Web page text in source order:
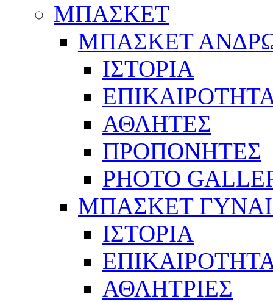
ΜΠΑΣΚΕΤ
ΜΠΑΣΚΕΤ
ΙΣΤΟΡΙΑ
ΑΘΛΗΤΕΣ
ΠΡΟΠΟΝΗΤΕΣ
PHOTO
ΜΠΑΣΚΕΤ
ΙΣΤΟΡΙΑ
ΑΘΛΗΤΡΙΕΣ